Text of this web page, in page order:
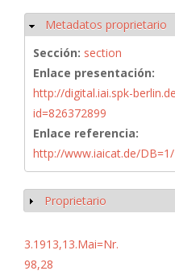
Ocultar
Metadatos proprietario
Sección: section
Enlace presentación:
http://digital.iai.spk-
id=826372899
Enlace referencia:
http://www.iaicat.de/
Mostrar
Proprietario
3.1913,13.Mai=Nr.
98,28